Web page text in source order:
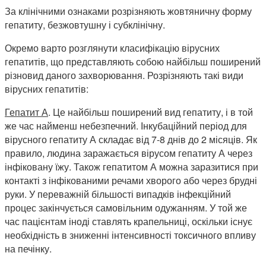
За клінічними ознаками розрізняють жовтяничну форму
гепатиту, безжовтушну і субклінічну.
Окремо варто розглянути класифікацію вірусних
гепатитів, що представляють собою найбільш поширений
різновид даного захворювання. Розрізняють такі види
вірусних гепатитів:
Гепатит А. Це найбільш поширений вид гепатиту, і в той
же час найменш небезпечний. Інкубаційний період для
вірусного гепатиту А складає від 7-8 днів до 2 місяців. Як
правило, людина заражається вірусом гепатиту А через
інфіковану їжу. Також гепатитом А можна заразитися при
контакті з інфікованими речами хворого або через брудні
руки. У переважній більшості випадків інфекційний
процес закінчується самовільним одужанням. У той же
час пацієнтам іноді ставлять крапельниці, оскільки існує
необхідність в зниженні інтенсивності токсичного впливу
на печінку.